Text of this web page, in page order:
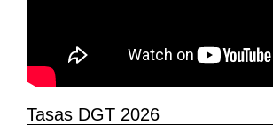
Tasas DGT 2026